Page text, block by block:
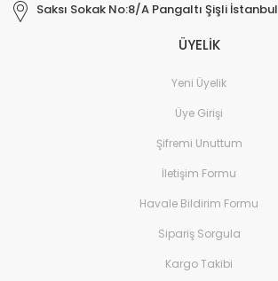
Saksı Sokak No:8/A Pangaltı Şişli İstanbul
ÜYELİK
Yeni Üyelik
Üye Girişi
Şifremi Unuttum
İletişim Formu
Havale Bildirim Formu
Sipariş Sorgula
Kargo Takibi